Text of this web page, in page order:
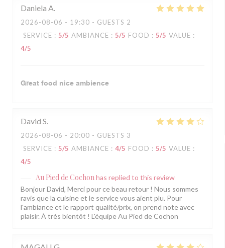
Daniela A
2026-08-06 - 19:30 - GUESTS 2
SERVICE : 5/5 AMBIANCE : 5/5 FOOD : 5/5 VALUE :
4/5
Great food nice ambience
David S
2026-08-06 - 20:00 - GUESTS 3
SERVICE : 5/5 AMBIANCE : 4/5 FOOD : 5/5 VALUE :
4/5
Au Pied de Cochonhas replied to this review
Bonjour David, Merci pour ce beau retour ! Nous sommes
ravis que la cuisine et le service vous aient plu. Pour
l'ambiance et le rapport qualité/prix, on prend note avec
plaisir. À très bientôt ! L'équipe Au Pied de Cochon